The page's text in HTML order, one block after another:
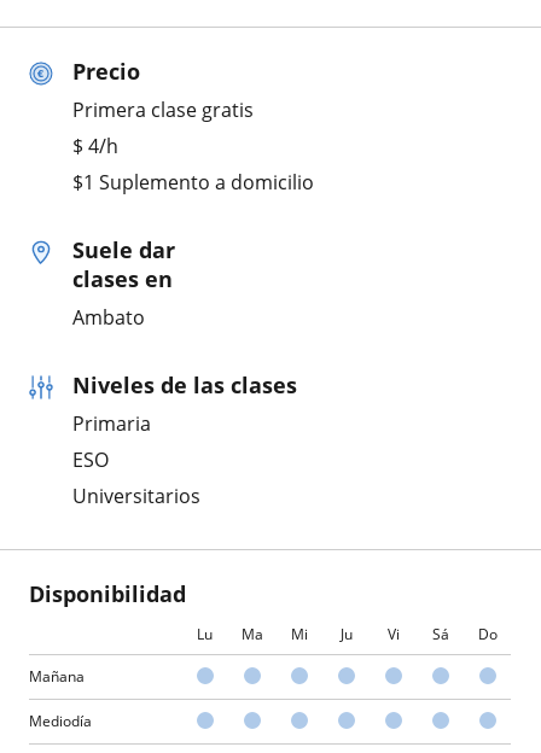
Precio
Primera clase gratis
$ 4/h
$1 Suplemento a domicilio
Suele dar
clases en
Ambato
Niveles de las clases
Primaria
ESO
Universitarios
Disponibilidad
Lu Ma Mi Ju Vi Sá Do
Mañana
Mediodía